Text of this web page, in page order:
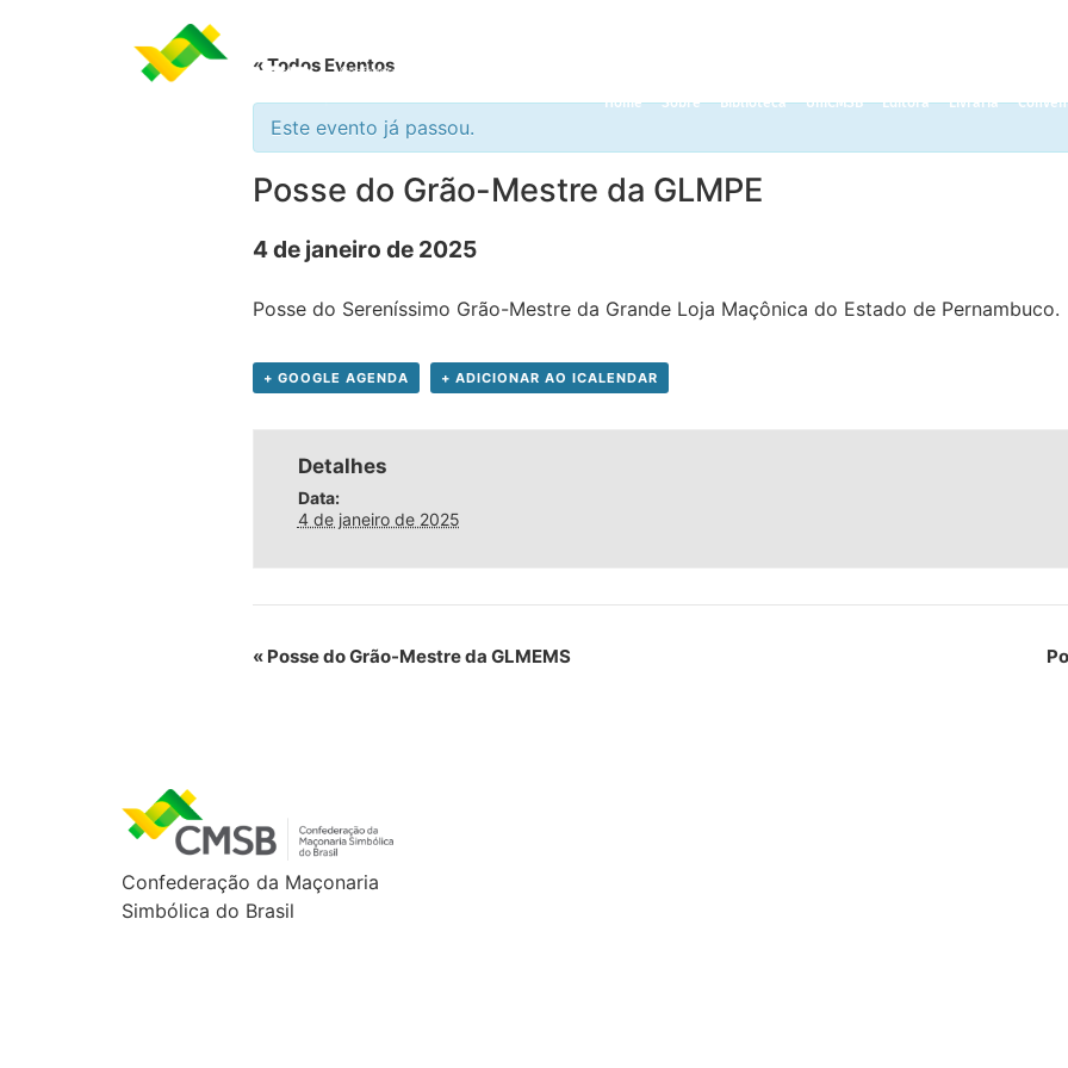
Home Sobre Biblioteca UniCMSB Editora Livraria
« Todos Eventos
Este evento já passou.
Posse do Grão-Mestre da GLMPE
4 de janeiro de 2025
Posse do Sereníssimo Grão-Mestre da Grande Loja Maçônica do Estado de Pernambuco.
+ GOOGLE AGENDA + ADICIONAR AO ICALENDAR
Detalhes
Data:
4 de janeiro de 2025
« Posse do Grão-Mestre da GLMEMS
Confederação da Maçonaria
Simbólica do Brasil